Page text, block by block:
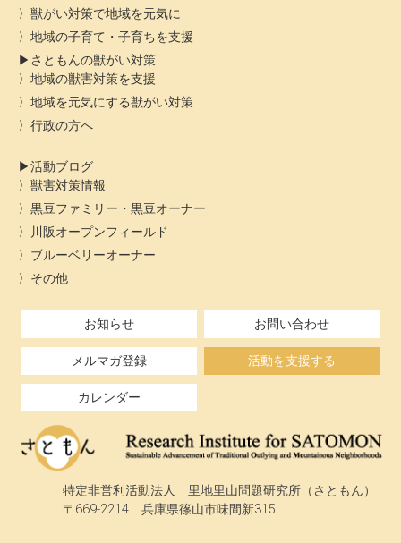
獣がい対策で地域を元気に
地域の子育て・子育ちを支援
さともんの獣がい対策
地域の獣害対策を支援
地域を元気にする獣がい対策
行政の方へ
活動ブログ
獣害対策情報
黒豆ファミリー・黒豆オーナー
川阪オープンフィールド
ブルーベリーオーナー
その他
お知らせ お問い合わせ
メルマガ登録 活動を支援する
カレンダー
特定非営利活動法人 里地里山問題研究所（さともん）
〒669-2214 兵庫県篠山市味間新315